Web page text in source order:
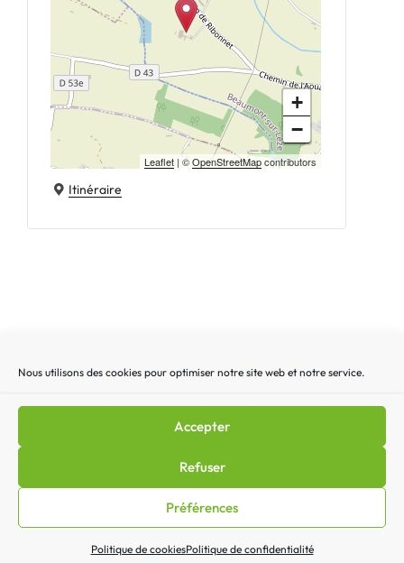
Nous utilisons des cookies pour optimiser notre site web et notre service.
Accepter
Refuser
Préférences
Politique de cookiesPolitique de confidentialité
+
−
Leaflet | ©OpenStreetMapcontributors
Itinéraire
Recherche
cookies|Politique de confidentialité|Politique de cookies
(EU)|Contact